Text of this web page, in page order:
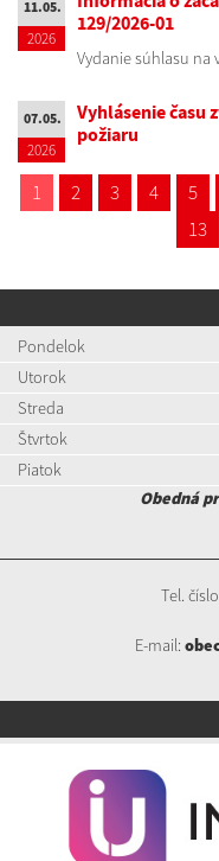
11.05.
2026
129/2026-01
Vydanie súhlasu na
07.05.
2026
Vyhlásenie času
požiaru
1 2 3 4 5
13
Pondelok
Utorok
Streda
Štvrtok
Piatok
Obedná
Tel.
E-mail: